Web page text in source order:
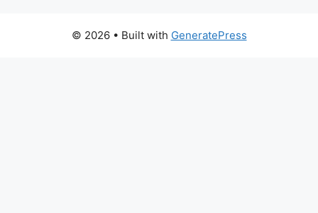
© 2026 • Built with GeneratePress